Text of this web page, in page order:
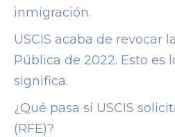
inmigración.
USCIS acaba de revocar
Pública de 2022. Esto es
significa.
¿Qué pasa si USCIS
(RFE)?